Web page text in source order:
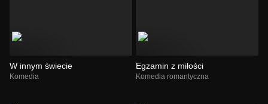
W innym świecie
Komedia
Egzamin z miłości
Komedia romantyczna